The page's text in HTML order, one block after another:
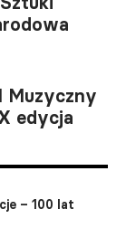
Muzyczny
edycja
– 100 lat